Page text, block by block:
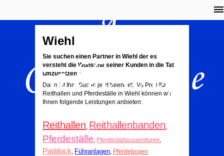
A.
Callewege
Wiehl
Sie suchen einen Partner in Wiehl der es
versteht die Wünsche seiner Kunden in die Tat
umzusetzen?
Dann ist Ihre Suche jetzt beendet. Als Profi für
Reithallen und Pferdeställe in Wiehl können wir
Ihnen folgende Leistungen anbieten:
Reithallen, Reithallenbanden,
Pferdeställe, Pferdestallaussentüren,
Paddock, Führanlagen, Pferdeboxen